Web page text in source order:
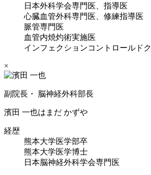
日本外科学会専門医、指導医
心臓血管外科専門医、修練指導医
脈管専門医
血管内焼灼術実施医
インフェクションコントロールド
×
副院長・ 脳神経外科部長
濱田 一也はまだ かずや
経歴
熊本大学医学部卒
熊本大学医学博士
日本脳神経外科学会専門医